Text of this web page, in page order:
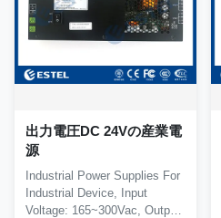
出力電圧DC 24Vの産業電
源
Industrial Power Supplies For
Industrial Device, Input
Voltage: 165~300Vac, Output